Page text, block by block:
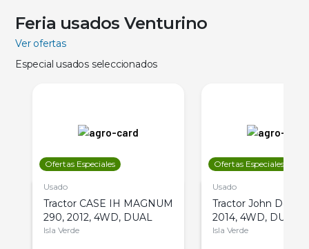
Feria usados Venturino
Ver ofertas
Especial usados seleccionados
Ofertas Especiales
Usado
Tractor CASE IH MAGNUM
290, 2012, 4WD, DUAL
Isla Verde
Ofertas Especiales
Usado
Tractor John Deere
2014, 4WD, DUAL
Isla Verde